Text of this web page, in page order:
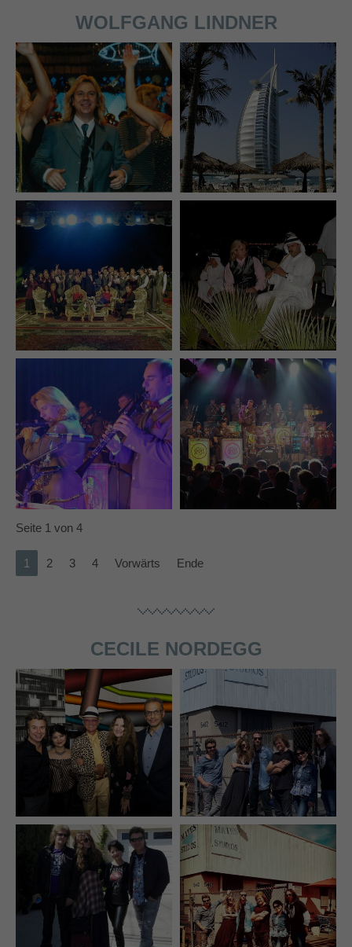
WOLFGANG LINDNER
Seite 1 von 4
1 2 3 4 Vorwärts Ende
CECILE NORDEGG